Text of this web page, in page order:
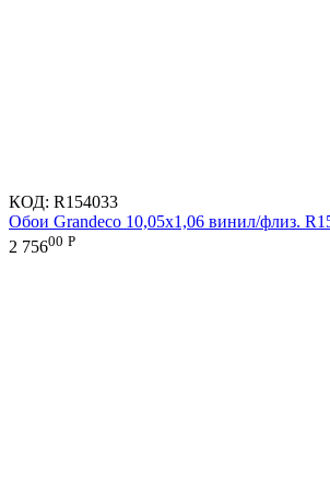
КОД: R154033
Обои Grandeco 10,05х1,06 винил/флиз.
2 75600 Р